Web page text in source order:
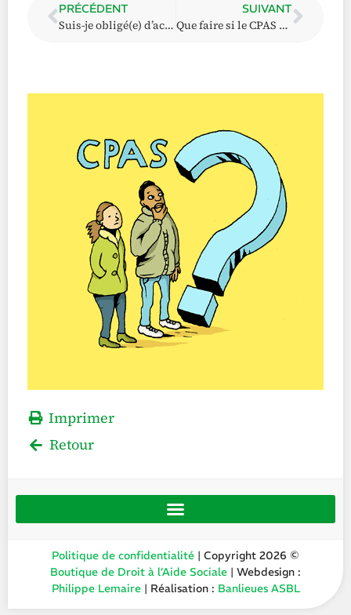
PRÉCÉDENT
Suis-je obligé(e) d’accepter une visite à domicile ?
SUIVANT
Que faire si le CPAS n’a pas pris de décision dans les délais ?
Imprimer
Retour
Politique de confidentialité | Copyright 2026 ©
Boutique de Droit à l’Aide Sociale | Webdesign :
Philippe Lemaire| Réalisation : Banlieues ASBL